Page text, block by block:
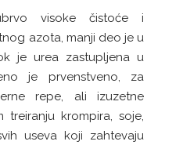
visoke čistoće i
azota, manji deo je u
je urea zastupljena u
je prvenstveno, za
repe, ali izuzetne
krompira, soje,
useva koji zahtevaju